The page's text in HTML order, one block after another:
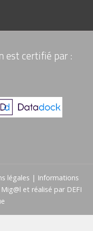
est certifié par :
légales | Informations
Mig@l et réalisé par DEFI